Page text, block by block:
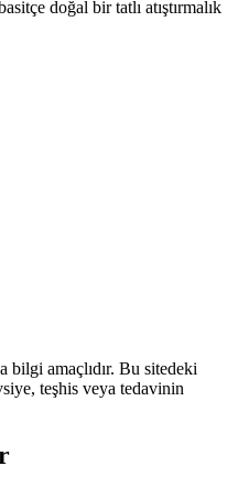
doğal bir tatlı atıştırmalık
bilgi amaçlıdır. Bu sitedeki
teşhis veya tedavinin